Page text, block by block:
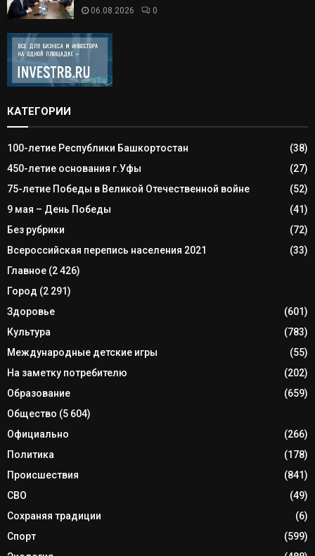
06.08.2026 0
КАТЕГОРИИ
100-летие Республики Башкортостан
(38)
450-летие основания г.Уфы
(27)
75-летие Победы в Великой Отечественной войне
(52)
9 мая – День Победы
(41)
Без рубрики
(72)
Всероссийская перепись населения 2021
(33)
Главное (2 426)
Город (2 291)
Здоровье
(601)
Культура
(783)
Международные детские игры
(55)
На заметку потребителю
(202)
Образование
(659)
Общество (5 604)
Официально
(266)
Политика
(178)
Происшествия
(841)
СВО
(49)
Сохраняя традиции
(6)
Спорт
(599)